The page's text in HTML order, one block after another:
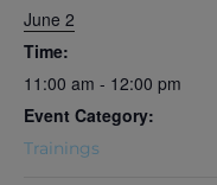
June 2
Time:
11:00 am - 12:00 pm
Event Category:
Trainings